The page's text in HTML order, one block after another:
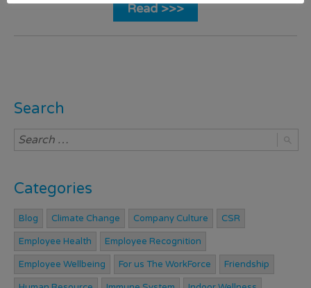
Read >>>
Search
Categories
Blog Climate Change Company Culture CSR
Employee Health Employee Recognition
Employee Wellbeing For us The WorkForce Friendship